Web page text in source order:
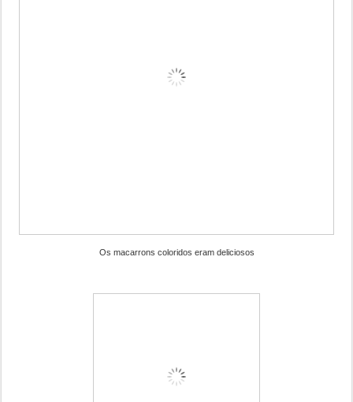
Os macarrons coloridos eram deliciosos